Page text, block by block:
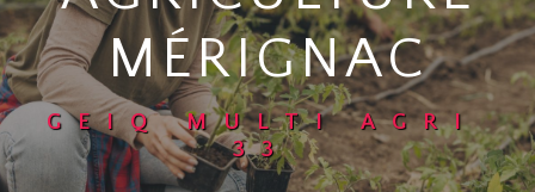
MÉRIGNAC
GEIQ MULTI AGRI
33